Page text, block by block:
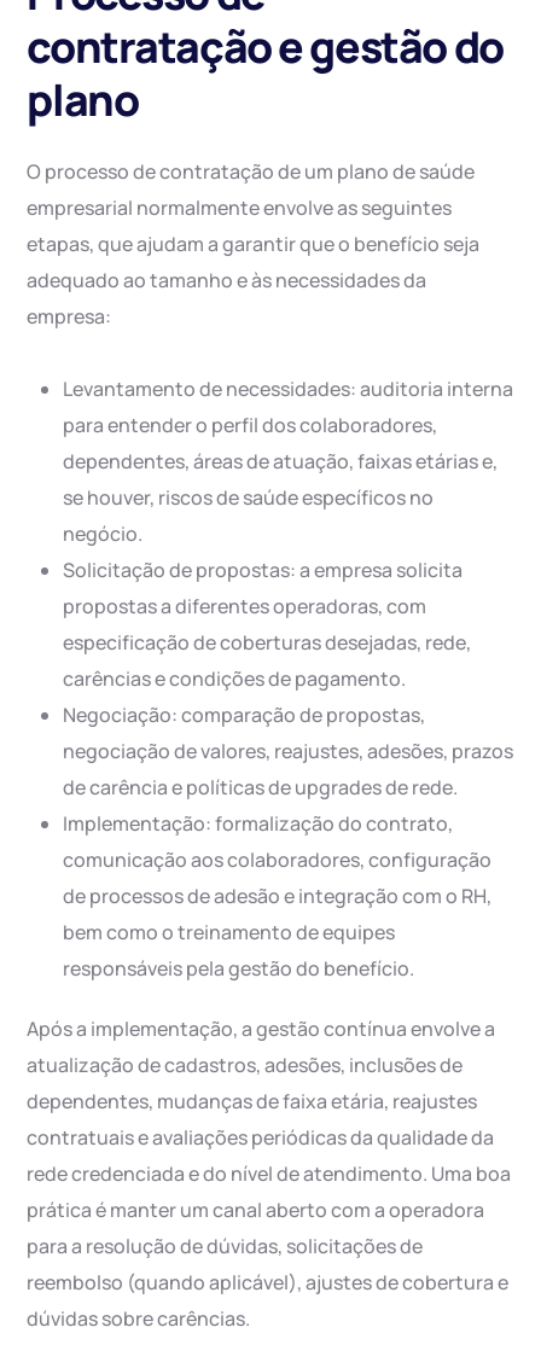
contratação e gestão do
plano
O processo de contratação de um plano de saúde
empresarial normalmente envolve as seguintes
etapas, que ajudam a garantir que o benefício seja
adequado ao tamanho e às necessidades da
empresa:
Levantamento de necessidades: auditoria interna
para entender o perfil dos colaboradores,
dependentes, áreas de atuação, faixas etárias e,
se houver, riscos de saúde específicos no
negócio.
Solicitação de propostas: a empresa solicita
propostas a diferentes operadoras, com
especificação de coberturas desejadas, rede,
carências e condições de pagamento.
Negociação: comparação de propostas,
negociação de valores, reajustes, adesões, prazos
de carência e políticas de upgrades de rede.
Implementação: formalização do contrato,
comunicação aos colaboradores, configuração
de processos de adesão e integração com o RH,
bem como o treinamento de equipes
responsáveis pela gestão do benefício.
Após a implementação, a gestão contínua envolve a
atualização de cadastros, adesões, inclusões de
dependentes, mudanças de faixa etária, reajustes
contratuais e avaliações periódicas da qualidade da
rede credenciada e do nível de atendimento. Uma boa
prática é manter um canal aberto com a operadora
para a resolução de dúvidas, solicitações de
reembolso (quando aplicável), ajustes de cobertura e
dúvidas sobre carências.